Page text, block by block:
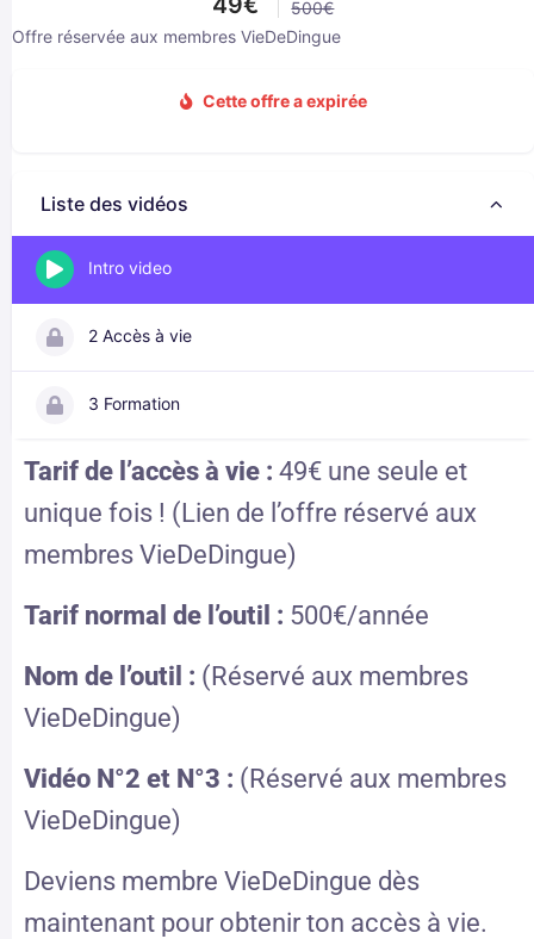
500€
Offre réservée aux membres VieDeDingue
Cette offre a expirée
Liste des vidéos
Intro video
2 Accès à vie
3 Formation
Tarif de l’accès à vie : 49€ une seule et
unique fois ! (Lien de l’offre réservé aux
membres VieDeDingue)
Tarif normal de l’outil : 500€/année
Nom de l’outil : (Réservé aux membres
VieDeDingue)
Vidéo N°2 et N°3 : (Réservé aux membres
VieDeDingue)
Deviens membre VieDeDingue dès
maintenant pour obtenir ton accès à vie.